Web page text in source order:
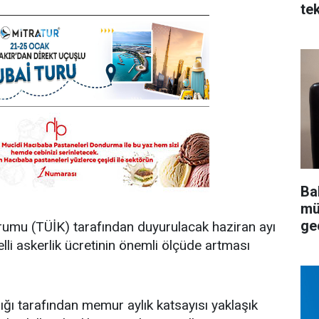
(TÜİK) tarafından duyurulacak haziran ayı
askerlik ücretinin önemli ölçüde artması
tarafından memur aylık katsayısı yaklaşık